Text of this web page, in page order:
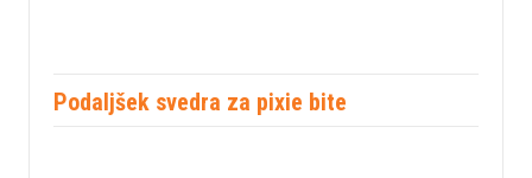
Podaljšek svedra za pixie bite